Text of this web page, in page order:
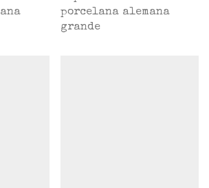
porcelana alemana
grande